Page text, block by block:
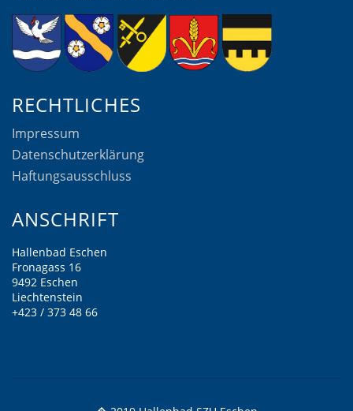
RECHTLICHES
Impressum
Datenschutzerklärung
Haftungsausschluss
ANSCHRIFT
Hallenbad Eschen
Fronagass 16
9492 Eschen
Liechtenstein
+423 / 373 48 66